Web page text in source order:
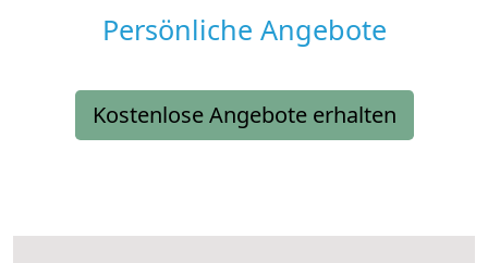
Persönliche Angebote
Kostenlose Angebote erhalten